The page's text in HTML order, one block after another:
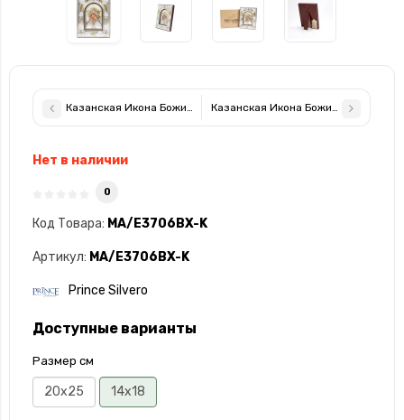
Казанская Икона Божией Матери 20x25x3см в серебряной
Казанская Икона Божией Матери
Нет в наличии
0
Код Товара: MA/E3706BX-K
Артикул: MA/E3706BX-K
Prince Silvero
Доступные варианты
Размер см
20x25 14x18